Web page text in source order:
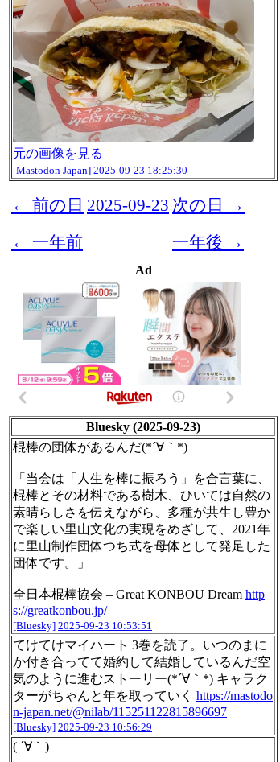
元の画像を見る
[Mastodon Japan] 2025-09-23 18:25:30
← 前の日 2025-09-23 次の日 →
← 一年前
一年後 →
Ad
Bluesky (2025-09-23)
棍棒の団体があるんだ(*´∀｀*)
「当会は「人生を棒に振ろう」を合言葉に、
棍棒とその材料である樹木、ひいては自然の
素晴らしさを伝えながら、多種が共生し豊か
で楽しい里山文化の実現をめざして、2021年
に里山制作団体つち式を母体として発足した
団体です。」
全日本棍棒協会 – Great KONBOU Dream http
s://greatkonbou.jp/
[Bluesky] 2025-09-23 10:53:51
てけてけマイハート 3巻を読了。いつのまに
か付き合ってて婚約して結婚しているんだ空
気のように進むストーリー(*´∀｀*) キャラク
ターがちゃんと年を取っていく https://mastodo
n-japan.net/@nilab/115251122815896697
[Bluesky] 2025-09-23 10:56:29
( ´∀｀)